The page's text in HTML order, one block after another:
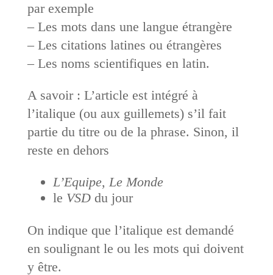
par exemple
– Les mots dans une langue étrangère
– Les citations latines ou étrangères
– Les noms scientifiques en latin.
A savoir : L’article est intégré à
l’italique (ou aux guillemets) s’il fait
partie du titre ou de la phrase. Sinon, il
reste en dehors
L’Equipe, Le Monde
le VSDdu jour
On indique que l’italique est demandé
en soulignant le ou les mots qui doivent
y être.